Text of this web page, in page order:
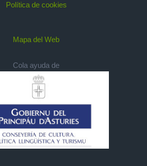
Política de cookies
Mapa del Web
Cola ayuda de